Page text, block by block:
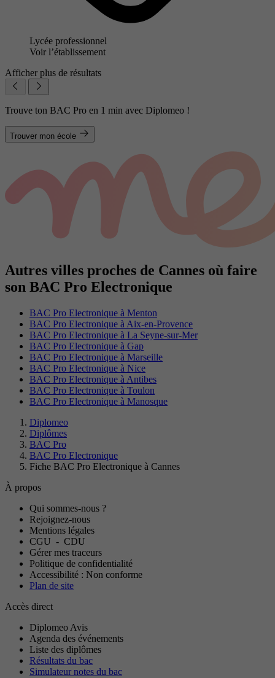
Lycée professionnel
Voir l’établissement
Afficher plus de résultats
Trouve ton BAC Pro en 1 min avec Diplomeo !
Trouver mon école
Autres villes proches de Cannes où faire
son BAC Pro Electronique
BAC Pro Electronique à Menton
BAC Pro Electronique à Aix-en-Provence
BAC Pro Electronique à La Seyne-sur-Mer
BAC Pro Electronique à Gap
BAC Pro Electronique à Marseille
BAC Pro Electronique à Nice
BAC Pro Electronique à Antibes
BAC Pro Electronique à Toulon
BAC Pro Electronique à Manosque
Diplomeo
Diplômes
BAC Pro
BAC Pro Electronique
Fiche BAC Pro Electronique à Cannes
À propos
Qui sommes-nous ?
Rejoignez-nous
Mentions légales
CGU - CDU
Gérer mes traceurs
Politique de confidentialité
Accessibilité : Non conforme
Plan de site
Accès direct
Diplomeo Avis
Agenda des événements
Liste des diplômes
Résultats du bac
Simulateur notes du bac